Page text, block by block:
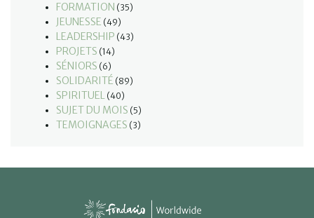
FORMATION (35)
JEUNESSE (49)
LEADERSHIP (43)
PROJETS (14)
SÉNIORS (6)
SOLIDARITÉ (89)
SPIRITUEL (40)
SUJET DU MOIS (5)
TEMOIGNAGES (3)